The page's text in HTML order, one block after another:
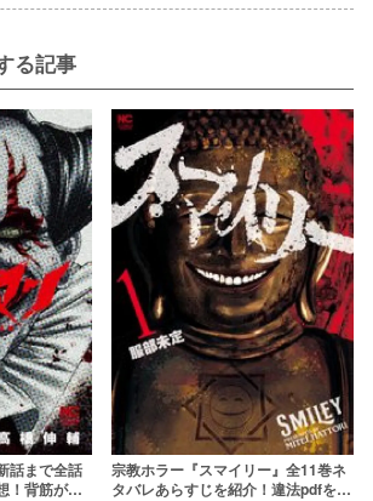
る記事
話まで全話
！背筋が凍
宗教ホラー『スマイリー』全11巻ネ
タバレあらすじを紹介！違法pdfを使